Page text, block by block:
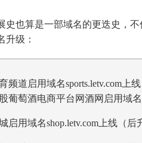
史也算是一部域名的更迭史，
升级：
频道启用域名sports.letv.com上
葡萄酒电商平台网酒网启用域
启用域名shop.letv.com上线（后